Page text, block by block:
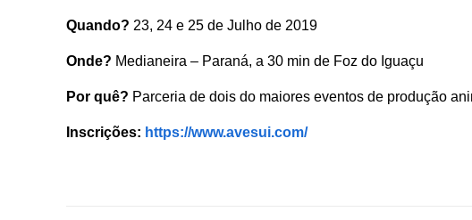
Quando? 23, 24 e 25 de Julho de 2019
Onde? Medianeira – Paraná, a 30 min de Foz do Iguaçu
Por quê? Parceria de dois do maiores eventos de produção
Inscrições: https://www.avesui.com/